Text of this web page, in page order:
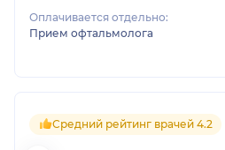
Оплачивается отдельно:
Прием офтальмолога
Средний рейтинг врачей 4.2